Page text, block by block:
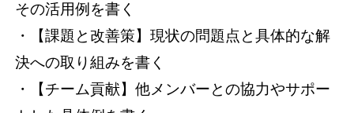
その活用例を書く
・【課題と改善策】現状の問題点と具体的な解
決への取り組みを書く
・【チーム貢献】他メンバーとの協力やサポー